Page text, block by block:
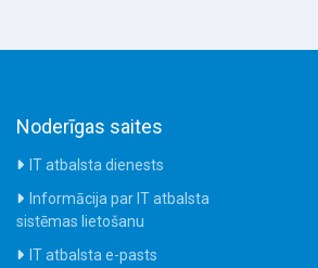
Noderīgas saites
IT atbalsta dienests
Informācija par IT atbalsta
sistēmas lietošanu
IT atbalsta e-pasts